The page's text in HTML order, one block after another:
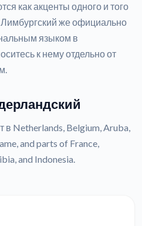
как акценты одного и того
же официально
языком в
к нему отдельно от
в Netherlands, Belgium, Aruba,
and parts of France,
and Indonesia.